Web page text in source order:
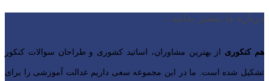
درباره ما بیشتر بدانید…
هم کنکوری از بهترین مشاوران، اساتید کشوری و طراحان سوالات کنکور
تشکیل شده است. ما در این مجموعه سعی داریم عدالت آموزشی را برای